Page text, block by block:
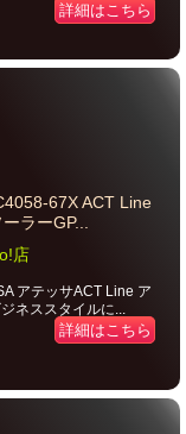
詳細はこちら
67X ACT Line
ラーGP...
店
アテッサACT Line ア
ネススタイルに...
詳細はこちら